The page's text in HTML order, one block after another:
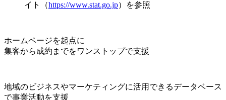
イト（https://www.stat.go.jp）を参照
ホームページを起点に
集客から成約までをワンストップで支援
地域のビジネスやマーケティングに活用できるデータベース
で事業活動を支援